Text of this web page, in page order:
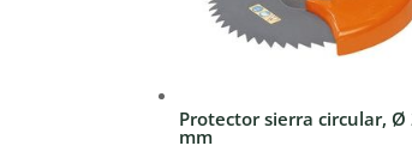
Protector sierra circular, Ø
mm